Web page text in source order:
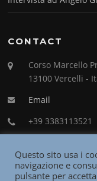
CONTACT
Corso Marcello
13100 Vercelli -
Email
+39 3383113521
Questo sito usa i
navigazione e
pulsante per